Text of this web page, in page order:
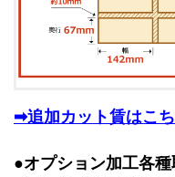
➡追加カット賃はこ
●オプション加工各